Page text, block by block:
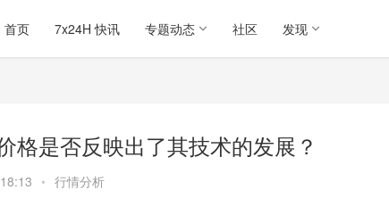
首页 7x24H 快讯 专题动态 社区 发现
格是否反映出了其技术的发展？
• 行情分析